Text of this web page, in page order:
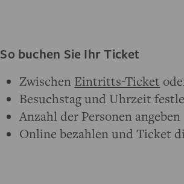
So buchen Sie Ihr Ticket
Zwischen Eintritts-Ticket
Besuchstag und Uhrzeit
Anzahl der Personen angeben
Online bezahlen und Ticket